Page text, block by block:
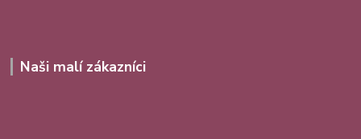
Naši malí zákazníci